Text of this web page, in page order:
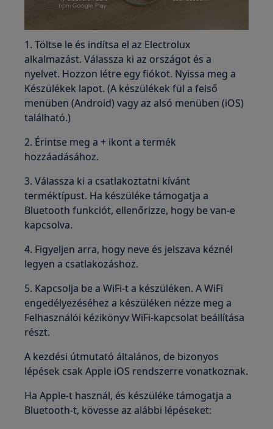
1. Töltse le és indítsa el az Electrolux
alkalmazást. Válassza ki az országot és a
nyelvet. Hozzon létre egy fiókot. Nyissa meg a
Készülékek lapot. (A készülékek fül a felső
menüben (Android) vagy az alsó menüben (iOS)
található.)
2. Érintse meg a + ikont a termék
hozzáadásához.
3. Válassza ki a csatlakoztatni kívánt
terméktípust. Ha készüléke támogatja a
Bluetooth funkciót, ellenőrizze, hogy be van-e
kapcsolva.
4. Figyeljen arra, hogy neve és jelszava kéznél
legyen a csatlakozáshoz.
5. Kapcsolja be a WiFi-t a készüléken. A WiFi
engedélyezéséhez a készüléken nézze meg a
Felhasználói kézikönyv WiFi-kapcsolat beállítása
részt.
A kezdési útmutató általános, de bizonyos
lépések csak Apple iOS rendszerre vonatkoznak.
Ha Apple-t használ, és készüléke támogatja a
Bluetooth-t, kövesse az alábbi lépéseket: